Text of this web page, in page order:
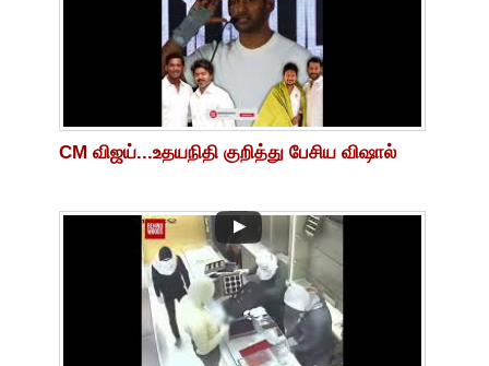
CM விஜய்...உதயநிதி குறித்து பேசிய விஷால்